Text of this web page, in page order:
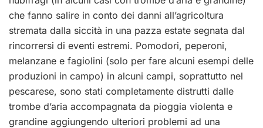
che fanno salire in conto dei danni all’agricoltura
stremata dalla siccità in una pazza estate segnata dal
rincorrersi di eventi estremi. Pomodori, peperoni,
melanzane e fagiolini (solo per fare alcuni esempi delle
produzioni in campo) in alcuni campi, soprattutto nel
pescarese, sono stati completamente distrutti dalle
trombe d’aria accompagnata da pioggia violenta e
grandine aggiungendo ulteriori problemi ad una